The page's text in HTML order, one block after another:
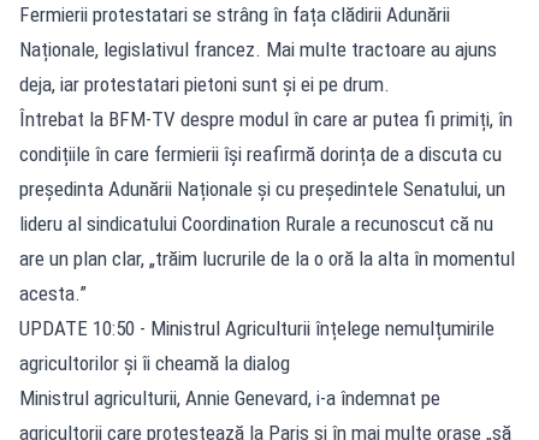
Fermierii protestatari se strâng în fața clădirii Adunării
Naționale, legislativul francez. Mai multe tractoare au ajuns
deja, iar protestatari pietoni sunt și ei pe drum.
Întrebat la BFM-TV despre modul în care ar putea fi primiți, în
condițiile în care fermierii își reafirmă dorința de a discuta cu
președinta Adunării Naționale și cu președintele Senatului, un
lideru al sindicatului Coordination Rurale a recunoscut că nu
are un plan clar, „trăim lucrurile de la o oră la alta în momentul
acesta.”
UPDATE 10:50 - Ministrul Agriculturii înțelege nemulțumirile
agricultorilor și îi cheamă la dialog
Ministrul agriculturii, Annie Genevard, i-a îndemnat pe
agricultorii care protestează la Paris și în mai multe orașe „să